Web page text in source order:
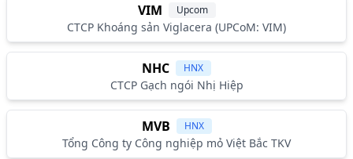
VIM Upcom
CTCP Khoáng sản Viglacera (UPCoM: VIM)
NHC HNX
CTCP Gạch ngói Nhị Hiệp
MVB HNX
Tổng Công ty Công nghiệp mỏ Việt Bắc TKV